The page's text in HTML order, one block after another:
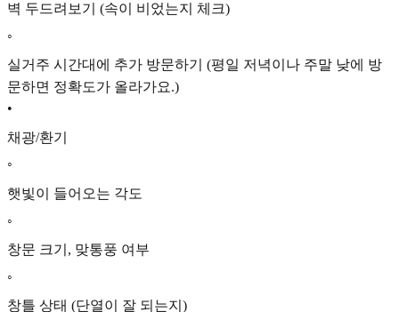
벽 두드려보기 (속이 비었는지 체크)
◦
실거주 시간대에 추가 방문하기 (평일 저녁이나 주말 낮에 방
문하면 정확도가 올라가요.)
•
채광/환기
◦
햇빛이 들어오는 각도
◦
창문 크기, 맞통풍 여부
◦
창틀 상태 (단열이 잘 되는지)